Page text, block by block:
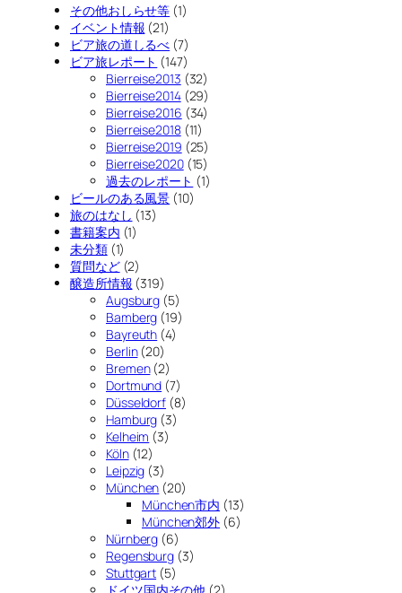
その他おしらせ等 (1)
イベント情報 (21)
ビア旅の道しるべ (7)
ビア旅レポート (147)
Bierreise2013 (32)
Bierreise2014(29)
Bierreise2016 (34)
Bierreise2018(11)
Bierreise2019 (25)
Bierreise2020(15)
過去のレポート (1)
ビールのある風景 (10)
旅のはなし (13)
書籍案内 (1)
未分類(1)
質問など(2)
醸造所情報 (319)
Augsburg (5)
Bamberg (19)
Bayreuth (4)
Berlin(20)
Bremen(2)
Dortmund (7)
Düsseldorf (8)
Hamburg (3)
Kelheim (3)
Köln(12)
Leipzig (3)
München (20)
München市内 (13)
München郊外 (6)
Nürnberg (6)
Regensburg (3)
Stuttgart (5)